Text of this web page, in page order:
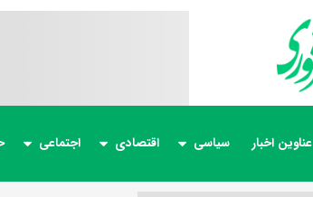
عناوین اخبار سیاسی اقتصادی اجتماعی